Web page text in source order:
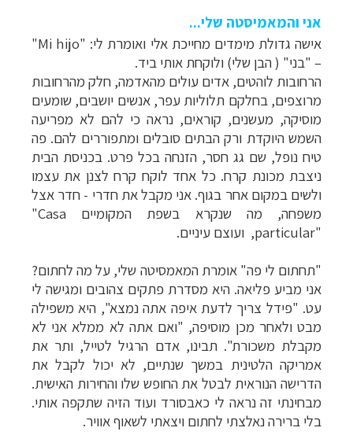
אני והמאמיסטה שלי...
אישה גדולת מימדים מחייכת אלי ואומרת לי: "Mi hijo
"
– "בני" ( הבן שלי) ולוקחת אותי ביד.
הרחובות לוהטים, אדים עולים מהאדמה, חלק מהרחובות
מרוצפים, בחלקם תלוליות עפר, אנשים יושבים, שומעים
מוסיקה, מעשנים, קוראים, נראה כי להם לא מפריעה
השמש היוקדת ורק הבתים סובלים ומתפוררים להם. פה
טיח נופל, שם גג חסר, הזנחה בכל פרט. בכניסת הבית
ניצבת מכונת קרח. כל אחד לוקח קרח לצנן את עצמו
ולשים במקום אחר בגוף. אני מקבל את חדרי - חדר אצל
משפחה, מה שנקרא בשפת המקומיים "Casa
particular", ועוצם עיניים.
"תחתום לי פה" אומרת המאמסיטה שלי, על מה לחתום?
אני מביע פליאה. היא מסדרת פתקים צהובים ומגישה לי
עט. "פידל צריך לדעת איפה אתה נמצא", היא משפילה
מבט ולאחר מכן מוסיפה, "ואם אתה לא ממלא אני לא
מקבלת משכורת". תבינו, אדם הרגיל לטייל, ותר את
אמריקה הלטינית במשך שנתיים, לא יכול לקבל את
הדרישה הנוראית לבטל את החופש שלו והחירות האישית.
מבחינתי זה נראה לי כאבסורד ועוד הזיה שתקפה אותי.
בלי ברירה נאלצתי לחתום ויצאתי לשאוף אוויר.